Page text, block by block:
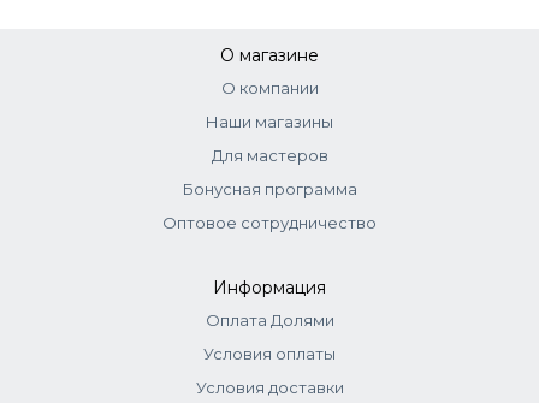
О магазине
О компании
Наши магазины
Для мастеров
Бонусная программа
Оптовое сотрудничество
Информация
Оплата Долями
Условия оплаты
Условия доставки